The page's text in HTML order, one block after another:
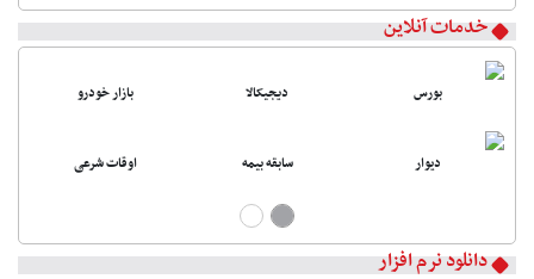
خدمات آنلاین
بورس دیجیکالا بازار خودرو
دیوار سابقه بیمه اوقات شرعی
دانلود نرم افزار